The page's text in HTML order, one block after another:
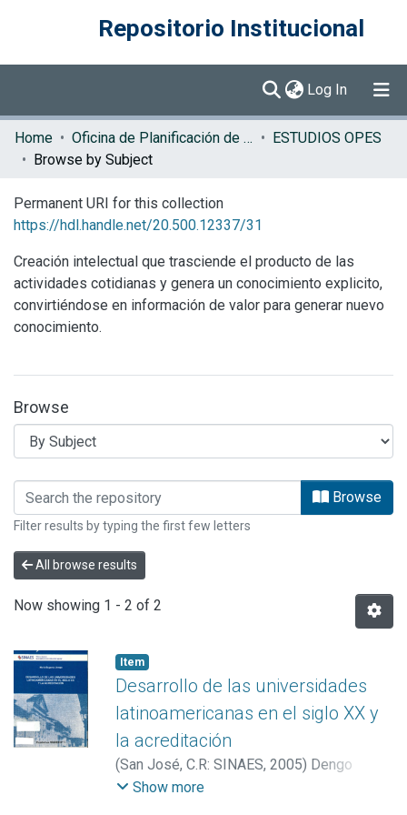
Repositorio Institucional
Log In (current)
Communities & Collections
Browse DSpace
Home Oficina de Planificación de la Educación Superior (OPES)
ESTUDIOS OPES
Browse by Subject
Permanent URI for this collection
https://hdl.handle.net/20.500.12337/31
Creación intelectual que trasciende el producto de las
actividades cotidianas y genera un conocimiento explicito,
convirtiéndose en información de valor para generar nuevo
conocimiento.
Browse
Browsing ESTUDIOS OPES by Browse
Filter results by typing the first few letters
All browse results
Now showing 1 - 2 of 2
Item
Desarrollo de las universidades
latinoamericanas en el siglo XX y
la acreditación
(San José, C.R: SINAES, 2005) Dengo
Obregón, María Eugenia
Show more